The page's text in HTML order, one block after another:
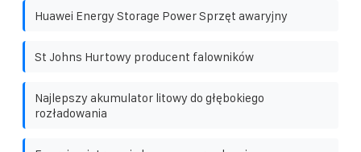
Huawei Energy Storage Power Sprzęt awaryjny
St Johns Hurtowy producent falowników
Najlepszy akumulator litowy do głębokiego
rozładowania